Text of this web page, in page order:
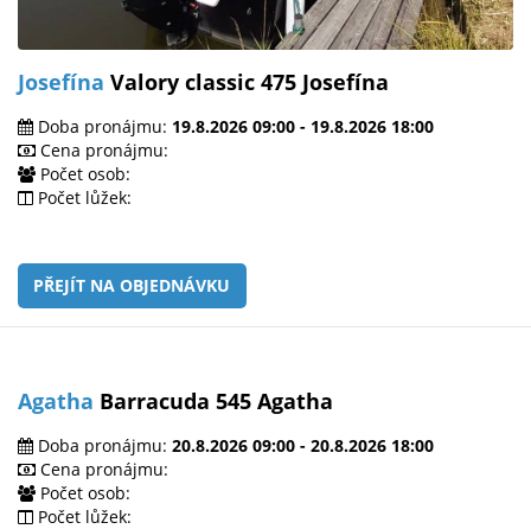
Josefína Valory classic 475 Josefína
Doba pronájmu: 19.8.2026 09:00 - 19.8.2026 18:00
Cena pronájmu:
Počet osob:
Počet lůžek:
PŘEJÍT NA OBJEDNÁVKU
Agatha Barracuda 545 Agatha
Doba pronájmu: 20.8.2026 09:00 - 20.8.2026 18:00
Cena pronájmu:
Počet osob:
Počet lůžek: